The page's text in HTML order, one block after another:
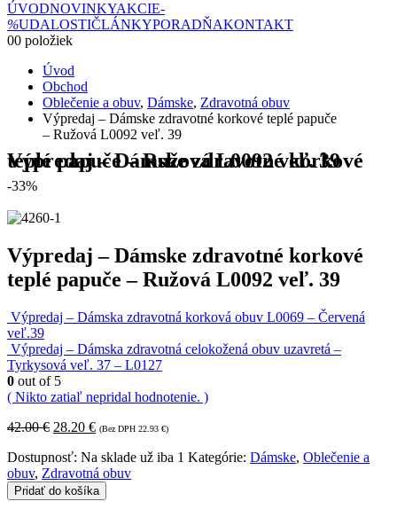
ÚVODNOVINKYAKCIE-
%UDALOSTIČLÁNKYPORADŇAKONTAKT
00 položiek
Úvod
Obchod
Oblečenie a obuv, Dámske, Zdravotná obuv
Výpredaj – Dámske zdravotné korkové teplé papuče
– Ružová L0092 veľ. 39
Výpredaj – Dámske zdravotné korkové teplé papuče – Ružová L0092 veľ. 39
-33%
Výpredaj – Dámske zdravotné korkové
teplé papuče – Ružová L0092 veľ. 39
Výpredaj – Dámska zdravotná korková obuv L0069 – Červená
veľ.39
Výpredaj – Dámska zdravotná celokožená obuv uzavretá –
Tyrkysová veľ. 37 – L0127
0 out of 5
( Nikto zatiaľ nepridal hodnotenie. )
42.00€ 28.20 € (Bez DPH 22.93 €)
Dostupnosť: Na sklade už iba 1 Kategórie: Dámske, Oblečenie a
obuv, Zdravotná obuv
Pridať do košíka